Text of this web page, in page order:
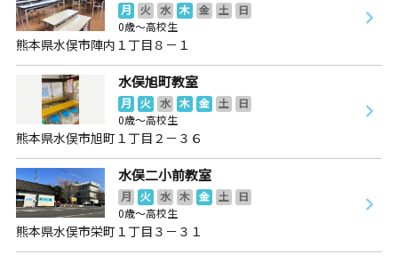
月 火 水 木 金 土
日
0歳～高校生
熊本県水俣市陣内１丁目８－１
水俣旭町教室
月 火 水 木 金 土
日
0歳～高校生
熊本県水俣市旭町１丁目２－３６
水俣二小前教室
月 火 水 木 金 土
日
0歳～高校生
熊本県水俣市栄町１丁目３－３１